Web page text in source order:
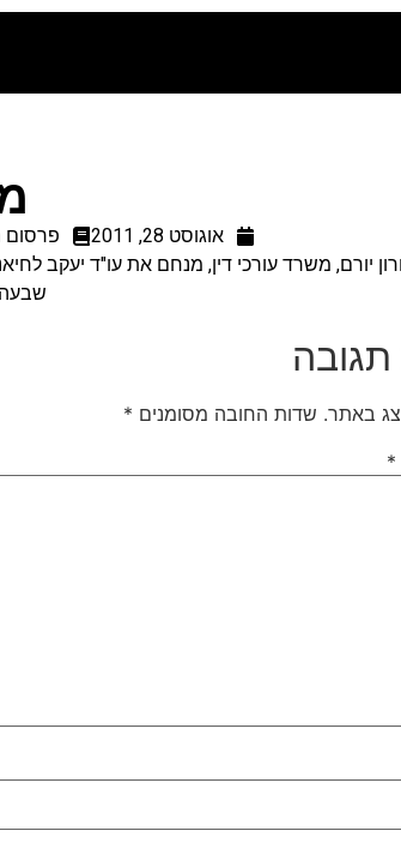
אוגוסט 28, 2011 פרסום
שבעה
באתר. שדות החובה מסומנים *
*